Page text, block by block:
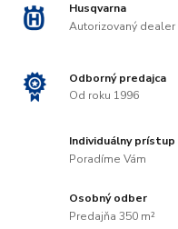
Husqvarna
Autorizovaný dealer
Odborný predajca
Od roku 1996
Individuálny prístup
Poradíme Vám
Osobný odber
Predajňa 350 m²